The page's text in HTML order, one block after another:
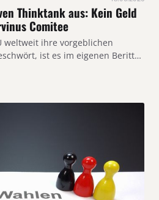
Thinktank aus: Kein Geld
Comitee
weltweit ihre vorgeblichen
ist es im eigenen Beritt…